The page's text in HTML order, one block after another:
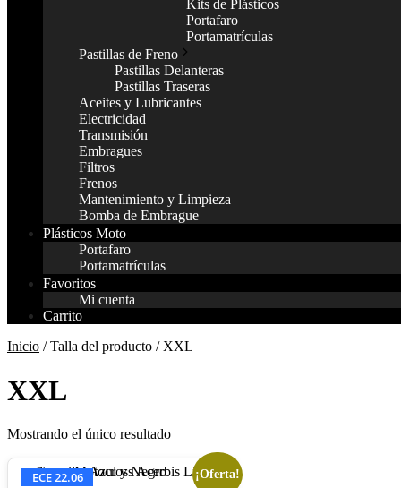
Kits de Plásticos
Portafaro
Portamatrículas
Pastillas de Freno
Pastillas Delanteras
Pastillas Traseras
Aceites y Lubricantes
Electricidad
Transmisión
Embragues
Filtros
Frenos
Mantenimiento y Limpieza
Bomba de Embrague
Plásticos Moto
Portafaro
Portamatrículas
Favoritos
Mi cuenta
Carrito
Inicio / Talla del producto / XXL
XXL
Mostrando el único resultado
¡Oferta!
ECE 22.06
Este